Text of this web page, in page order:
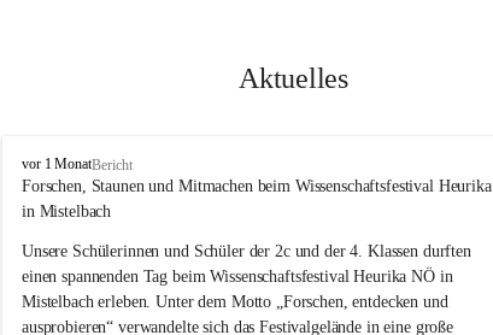
Aktuelles
V
o
l
s
s
c
vor 1 MonatBericht
Forschen, Staunen und Mitmachen beim Wissenschaftsfestival Heurika
in Mistelbach
Unsere Schülerinnen und Schüler der 2c und der 4. Klassen durften
einen spannenden Tag beim Wissenschaftsfestival Heurika NÖ in
Mistelbach erleben. Unter dem Motto „Forschen, entdecken und
ausprobieren“ verwandelte sich das Festivalgelände in eine große